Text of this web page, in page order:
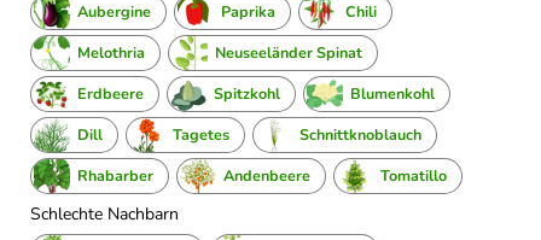
Aubergine
Paprika
Chili
Melothria
Neuseeländer Spinat
Erdbeere
Spitzkohl
Blumenkohl
Dill
Tagetes
Schnittknoblauch
Rhabarber
Andenbeere Tomatillo
Schlechte Nachbarn